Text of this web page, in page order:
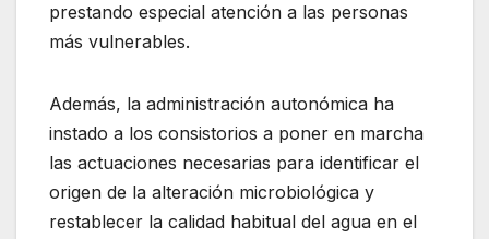
prestando especial atención a las personas
más vulnerables.
Además, la administración autonómica ha
instado a los consistorios a poner en marcha
las actuaciones necesarias para identificar el
origen de la alteración microbiológica y
restablecer la calidad habitual del agua en el